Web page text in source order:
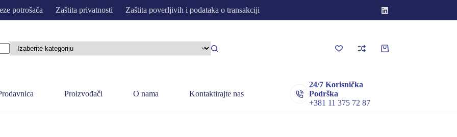
potrošača Zaštita privatnosti Zaštita poverljivih i podataka o transakciji
Korpa
Proizvođači O nama Kontaktirajte nas
24/7 Korisnička
Podrška
+381 11 375 72 87